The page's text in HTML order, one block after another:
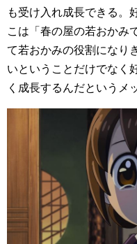
も受け入れ成長できる。
こは「春の屋の若おかみ
て若おかみの役割になり
いということだけでなく
く成長するんだというメ